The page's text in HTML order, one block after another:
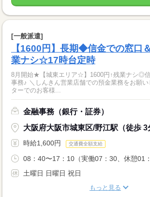
[一般派遣]
【1600円】長期◆信金での窓口
業ナシ☆17時台定時
8月開始★【城東エリア☆】1600円↑残業ナシ◎
事務♪ ＼しんきん営業店舗での預金業務をお願
ターでのお客様...
金融事務（銀行・証券）
大阪府大阪市城東区/野江駅（徒歩 3
時給1,600円 交通費全額支給
08：40〜17：10（実働07：30、休憩01
土曜日 日曜日 祝日
もっと見る